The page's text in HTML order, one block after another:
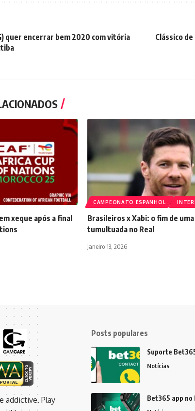
quer encerrar bem 2020 com vitória
Clássico
xeque após a final
CAMPEONATO ESPANHOL
Brasileiros x Xabi: o fim de
tumultuada no Real
janeiro 13, 2026
addictive. Play
Posts populares
Suporte
Notícias
Bet365 app